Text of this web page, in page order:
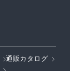
通販カタログ